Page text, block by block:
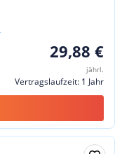
29,88 €
jährl.
Vertragslaufzeit: 1 Jahr